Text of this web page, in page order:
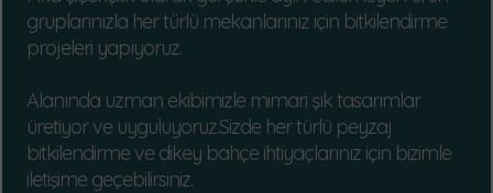
gruplarınızla her türlü mekanlarınız için bitkilendirme
projeleri yapıyoruz.
Alanında uzman ekibimizle mimari şık tasarımlar
üretiyor ve uyguluyoruz.Sizde her türlü peyzaj
bitkilendirme ve dikey bahçe ihtiyaçlarınız için bizimle
iletişime geçebilirsiniz.